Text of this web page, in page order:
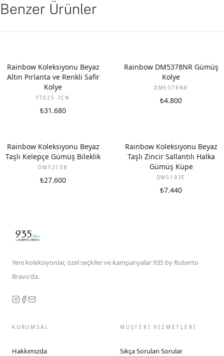
Benzer Ürünler
YENI
Rainbow Koleksiyonu Beyaz
Altın Pırlanta ve Renkli Safir
Kolye
FT025-7CN
₺31.680
Rainbow DM5378NR Gümüş
Kolye
DM5378NR
₺4.800
Rainbow Koleksiyonu Beyaz
Taşlı Kelepçe Gümüş Bileklik
DM5213B
₺27.600
Rainbow Koleksiyonu Beyaz
Taşlı Zincir Sallantılı Halka
Gümüş Küpe
DM5193E
₺7.440
Yeni koleksiyonlar, özel seçkiler ve kampanyalar 935 by Roberto
Bravo'da.
KURUMSAL
Hakkımızda
MÜŞTERİ HİZMETLERİ
Sıkça Sorulan Sorular